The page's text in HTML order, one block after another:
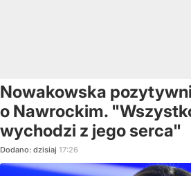
Nowakowska
o Nawrockim.
wychodzi z jego serca"
Dodano: dzisiaj 17:26